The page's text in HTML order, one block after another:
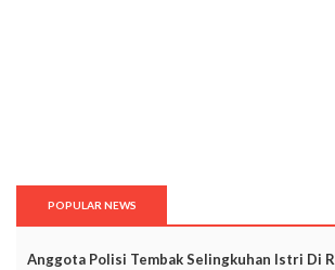
POPULAR NEWS
Anggota Polisi Tembak Selingkuhan Istri Di